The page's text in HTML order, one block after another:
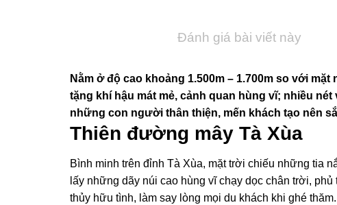
Đánh giá bài viết này
Nằm ở độ cao khoảng 1.500m – 1.700m so với
tặng khí hậu mát mẻ, cảnh quan hùng vĩ; nhiều
những con người thân thiện, mến khách tạo nên
Thiên đường mây Tà Xùa
Bình minh trên đỉnh Tà Xùa, mặt trời chiếu những tia
lấy những dãy núi cao hùng vĩ chạy dọc chân trời,
thủy hữu tình, làm say lòng mọi du khách khi ghé thăm.